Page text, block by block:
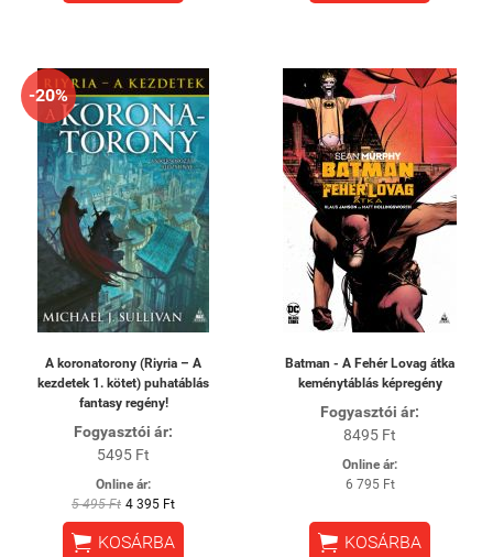
-20%
A koronatorony (Riyria – A
kezdetek 1. kötet) puhatáblás
fantasy regény!
Fogyasztói ár:
5495 Ft
Online ár:
5 495 Ft 4 395 Ft
 KOSÁRBA
Batman - A Fehér Lovag átka
keménytáblás képregény
Fogyasztói ár:
8495 Ft
Online ár:
6 795 Ft
 KOSÁRBA